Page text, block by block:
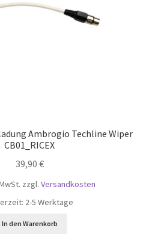
Ambrogio Techline Wiper
CB01_RICEX
39,90 €
zzgl. Versandkosten
2-5 Werktage
In den Warenkorb